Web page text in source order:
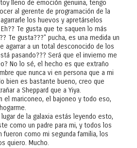
lleno de emoción genuina, tengo
al gerente de programación de la
los huevos y apretárselos
Te gusta que te saquen lo más
Te gusta???" pucha, es una medida un
agarrar a un total desconocido de los
pasando??? Será que el invierno me
No lo sé, el hecho es que extraño
que nunca vi en persona que a mi
bien es bastante bueno, creo que
a Sheppard que a Yiya.
el mariconeo, el bajoneo y todo eso,
de la galaxia estás leyendo esto,
como un padre para mi, y todos los
fueron como mi segunda familia, los
quiero. Mucho.